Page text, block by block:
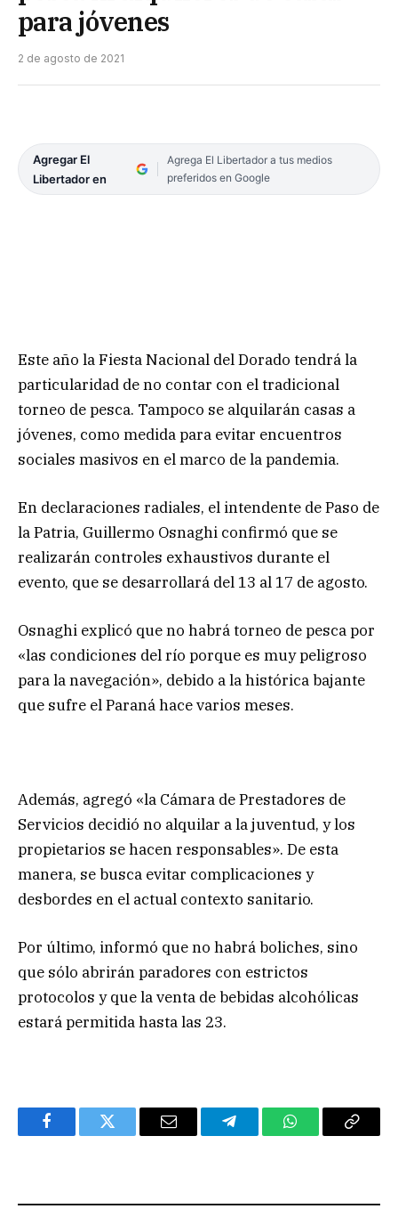
para jóvenes
2 de agosto de 2021
Agregar El
Libertador en
Agrega El Libertador a tus medios
preferidos en Google
Este año la Fiesta Nacional del Dorado tendrá la
particularidad de no contar con el tradicional
torneo de pesca. Tampoco se alquilarán casas a
jóvenes, como medida para evitar encuentros
sociales masivos en el marco de la pandemia.
En declaraciones radiales, el intendente de Paso de
la Patria, Guillermo Osnaghi confirmó que se
realizarán controles exhaustivos durante el
evento, que se desarrollará del 13 al 17 de agosto.
Osnaghi explicó que no habrá torneo de pesca por
«las condiciones del río porque es muy peligroso
para la navegación», debido a la histórica bajante
que sufre el Paraná hace varios meses.
Además, agregó «la Cámara de Prestadores de
Servicios decidió no alquilar a la juventud, y los
propietarios se hacen responsables». De esta
manera, se busca evitar complicaciones y
desbordes en el actual contexto sanitario.
Por último, informó que no habrá boliches, sino
que sólo abrirán paradores con estrictos
protocolos y que la venta de bebidas alcohólicas
estará permitida hasta las 23.
FacebookTwitter Email TelegramWhatsAppCopy